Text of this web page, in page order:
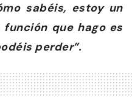
sabéis, estoy un
que hago es
perder”.